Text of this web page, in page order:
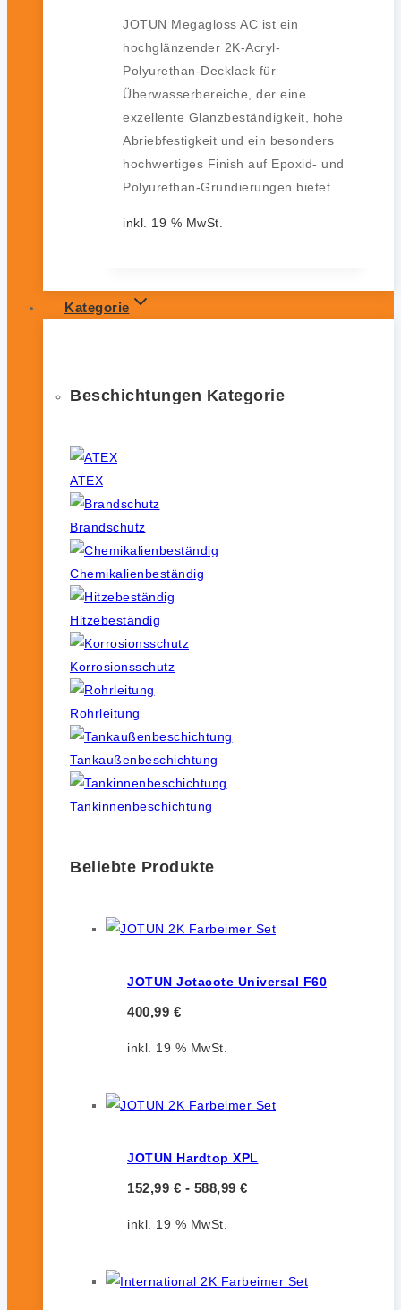
JOTUN Megagloss AC ist ein
hochglänzender 2K-Acryl-
Polyurethan-Decklack für
Überwasserbereiche, der eine
exzellente Glanzbeständigkeit, hohe
Abriebfestigkeit und ein besonders
hochwertiges Finish auf Epoxid- und
Polyurethan-Grundierungen bietet.
inkl. 19 % MwSt.
Kategorie
Beschichtungen Kategorie
ATEX
Brandschutz
Chemikalienbeständig
Hitzebeständig
Korrosionsschutz
Rohrleitung
Tankaußenbeschichtung
Tankinnenbeschichtung
Beliebte Produkte
JOTUN Jotacote Universal F60
400,99 €
inkl. 19 % MwSt.
JOTUN Hardtop XPL
152,99 € - 588,99 €
inkl. 19 % MwSt.